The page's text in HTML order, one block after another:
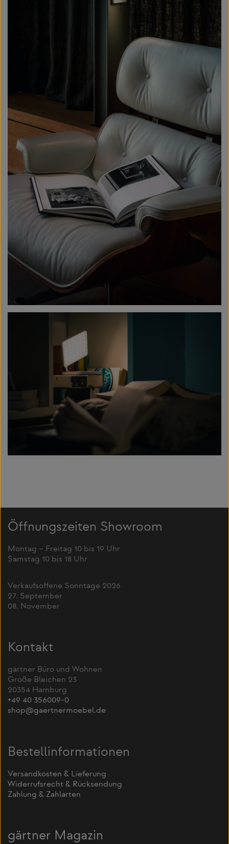
Öffnungszeiten Showroom
Montag – Freitag 10 bis 19 Uhr
Samstag 10 bis 18 Uhr
Verkaufsoffene Sonntage 2026
27. September
08. November
Kontakt
gärtner Büro und Wohnen
Große Bleichen 23
20354 Hamburg
+49 40 356009-0
shop@gaertnermoebel.de
Bestellinformationen
Versandkosten & Lieferung
Widerrufsrecht & Rücksendung
Zahlung & Zahlarten
gärtner Magazin